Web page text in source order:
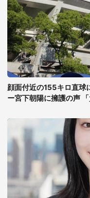
顔面付近の155キロ直球
ー宮下朝陽に擁護の声